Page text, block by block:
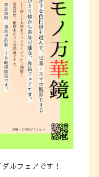
ルフェアです！